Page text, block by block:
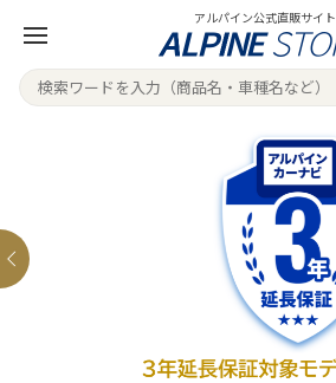
アルパイン公式直販サイト